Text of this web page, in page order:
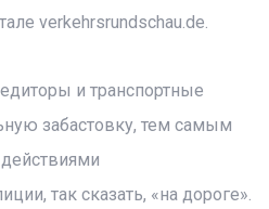
verkehrsrundschau.de.
и транспортные
забастовку, тем самым
так сказать, «на дороге».